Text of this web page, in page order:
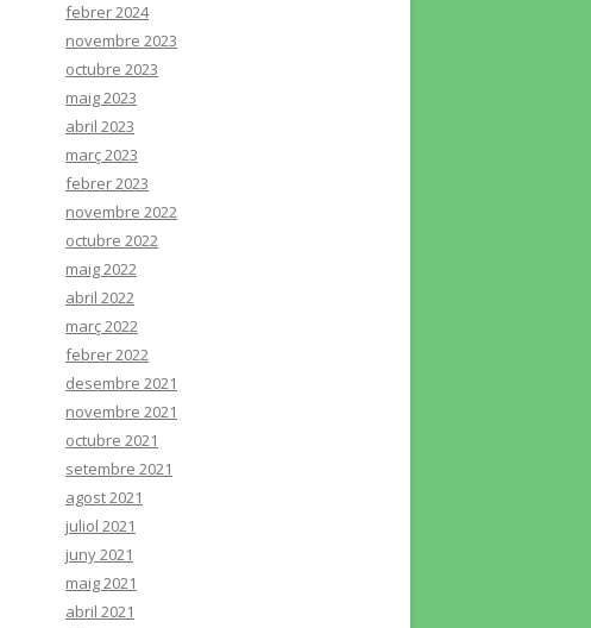
febrer 2024
novembre 2023
octubre 2023
maig 2023
abril 2023
març 2023
febrer 2023
novembre 2022
octubre 2022
maig 2022
abril 2022
març 2022
febrer 2022
desembre 2021
novembre 2021
octubre 2021
setembre 2021
agost 2021
juliol 2021
juny 2021
maig 2021
abril 2021